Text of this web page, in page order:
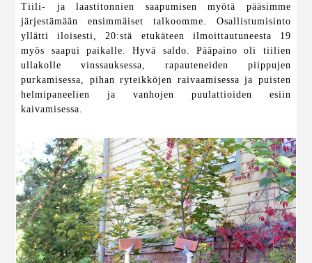
Tiili- ja laastitonnien saapumisen myötä pääsimme
järjestämään ensimmäiset talkoomme. Osallistumisinto
yllätti iloisesti, 20:stä etukäteen ilmoittautuneesta 19
myös saapui paikalle. Hyvä saldo. Pääpaino oli tiilien
ullakolle vinssauksessa, rapauteneiden piippujen
purkamisessa, pihan ryteikköjen raivaamisessa ja puisten
helmipaneelien ja vanhojen puulattioiden esiin
kaivamisessa.